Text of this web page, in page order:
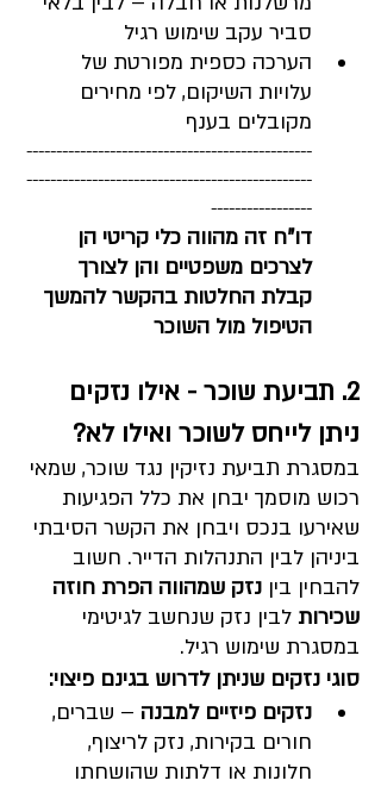
סביר עקב שימוש רגיל
הערכה כספית מפורטת של
עלויות השיקום, לפי מחירים
מקובלים בענף
------------------------------------------------
------------------------------------------------
-----------------
דו"ח זה מהווה כלי קריטי הן
לצרכים משפטיים והן לצורך
קבלת החלטות בהקשר להמשך
הטיפול מול השוכר
2. תביעת שוכר - אילו נזקים
ניתן לייחס לשוכר ואילו לא?
במסגרת תביעת נזיקין נגד שוכר, שמאי
רכוש מוסמך יבחן את כלל הפגיעות
שאירעו בנכס ויבחן את הקשר הסיבתי
ביניהן לבין התנהלות הדייר. חשוב
להבחין בין נזק שמהווה הפרת חוזה
שכירות לבין נזק שנחשב לגיטימי
במסגרת שימוש רגיל.
סוגי נזקים שניתן לדרוש בגינם פיצוי:
נזקים פיזיים למבנה – שברים,
חורים בקירות, נזק לריצוף,
חלונות או דלתות שהושחתו